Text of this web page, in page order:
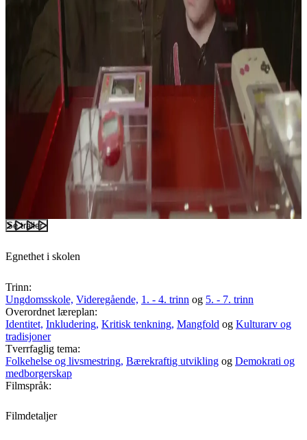
Se trailer
Egnethet i skolen
Trinn:
Ungdomsskole, Videregående, 1. - 4. trinn og 5. - 7. trinn
Overordnet læreplan:
Identitet, Inkludering, Kritisk tenkning, Mangfold og Kulturarv og
tradisjoner
Tverrfaglig tema:
Folkehelse og livsmestring, Bærekraftig utvikling og Demokrati og
medborgerskap
Filmspråk:
Filmdetaljer